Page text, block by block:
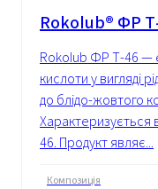
Rokolub® ФР
Rokolub ФР Т-46 —
кислоти у вигляді
до блідо-жовтого
Характеризується
46. Продукт являє...
Композиція